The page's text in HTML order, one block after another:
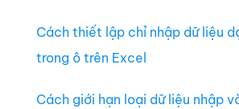
Cách thiết lập chỉ nhập dữ liệu
trong ô trên Excel
Cách giới hạn loại dữ liệu nhập